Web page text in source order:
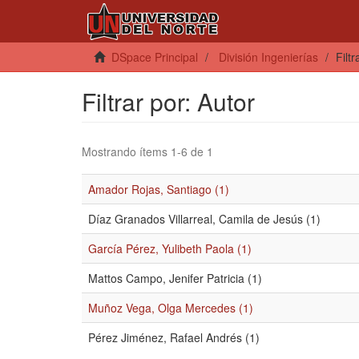
DSpace Principal División Ingenierías
Filtrar por: Autor
Mostrando ítems 1-6 de 1
Amador Rojas, Santiago (1)
Díaz Granados Villarreal, Camila de Jesús (1)
García Pérez, Yulibeth Paola (1)
Mattos Campo, Jenifer Patricia (1)
Muñoz Vega, Olga Mercedes (1)
Pérez Jiménez, Rafael Andrés (1)